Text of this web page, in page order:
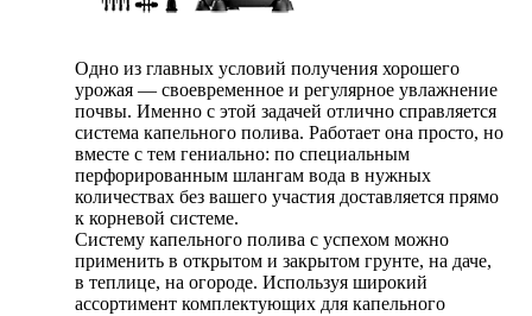
Одно из главных условий получения хорошего
урожая — своевременное и регулярное увлажнение
почвы. Именно с этой задачей отлично справляется
система капельного полива. Работает она просто, но
вместе с тем гениально: по специальным
перфорированным шлангам вода в нужных
количествах без вашего участия доставляется прямо
к корневой системе.
Систему капельного полива с успехом можно
применить в открытом и закрытом грунте, на даче,
в теплице, на огороде. Используя широкий
ассортимент комплектующих для капельного